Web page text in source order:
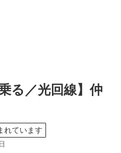
る／光回線】仲
れています